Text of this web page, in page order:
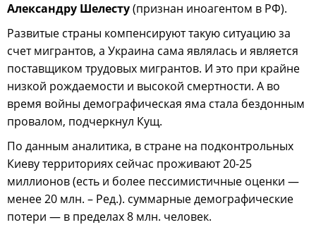
Александру Шелесту(признан иноагентом в РФ).
Развитые страны компенсируют такую ситуацию за
счет мигрантов, а Украина сама являлась и является
поставщиком трудовых мигрантов. И это при крайне
низкой рождаемости и высокой смертности. А во
время войны демографическая яма стала бездонным
провалом, подчеркнул Кущ.
По данным аналитика, в стране на подконтрольных
Киеву территориях сейчас проживают 20-25
миллионов (есть и более пессимистичные оценки —
менее 20 млн. – Ред.). суммарные демографические
потери — в пределах 8 млн. человек.